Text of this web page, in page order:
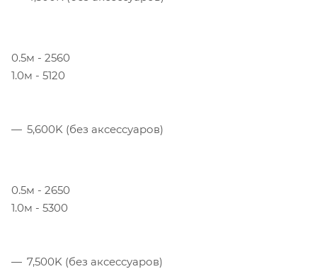
0.5м - 2560
1.0м - 5120
5,600K (без аксессуаров)
0.5м - 2650
1.0м - 5300
7,500K (без аксессуаров)